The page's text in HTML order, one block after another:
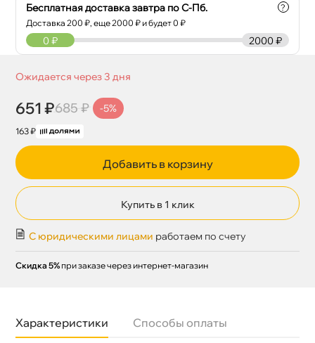
Бесплатная доставка завтра по С-Пб.
Доставка200 ₽, еще2000 ₽ и будет 0 ₽
?
2000 ₽
0 ₽
Ожидается через 3 дня
651 ₽685 ₽ -5%
163 ₽
Добавить в корзину
Купить в 1 клик
С юридическими лицами работаем по счету
Скидка 5% при заказе через интернет-магазин
Характеристики Способы оплаты